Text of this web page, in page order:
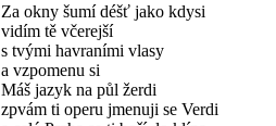
Za okny šumí déšť jako kdysi
vidím tě včerejší
s tvými havraními vlasy
a vzpomenu si
Máš jazyk na půl žerdi
zpvám ti operu jmenuji se Verdi